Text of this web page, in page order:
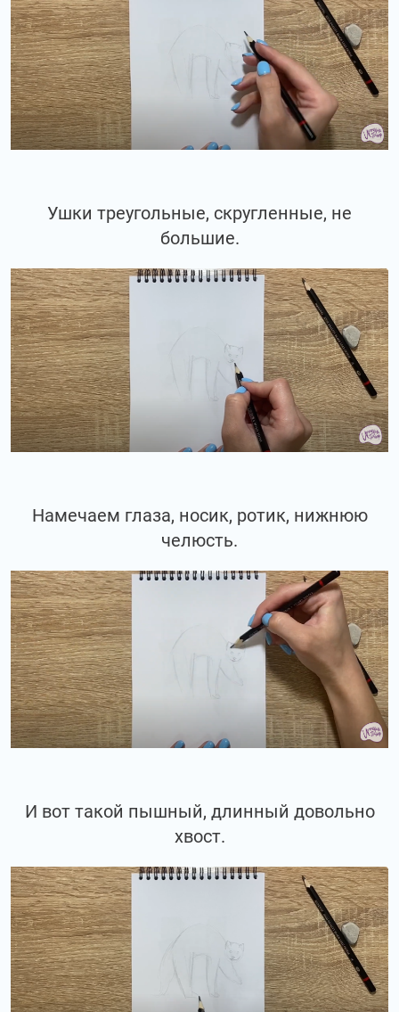
Ушки треугольные, скругленные, не
большие.
Намечаем глаза, носик, ротик, нижнюю
челюсть.
И вот такой пышный, длинный довольно
хвост.